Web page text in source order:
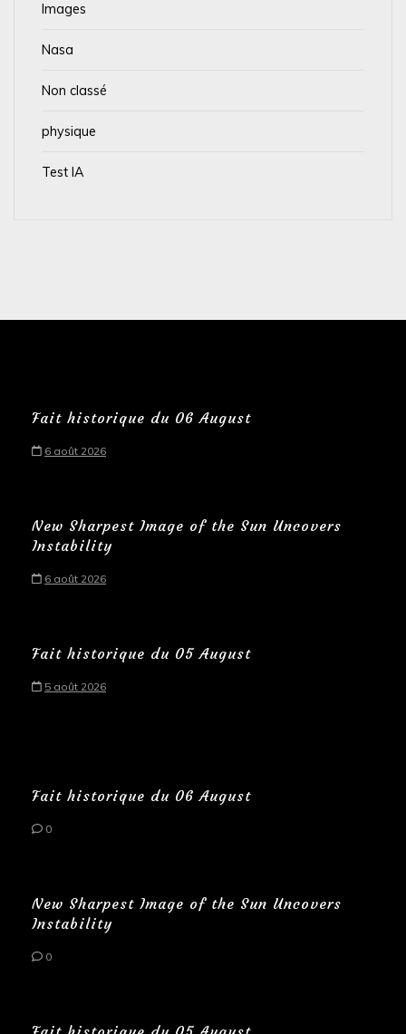
Images
Nasa
Non classé
physique
Test IA
Fait historique du 06 August
6 août 2026
New Sharpest Image of the Sun Uncovers
Instability
6 août 2026
Fait historique du 05 August
5 août 2026
Fait historique du 06 August
0
New Sharpest Image of the Sun Uncovers
Instability
0